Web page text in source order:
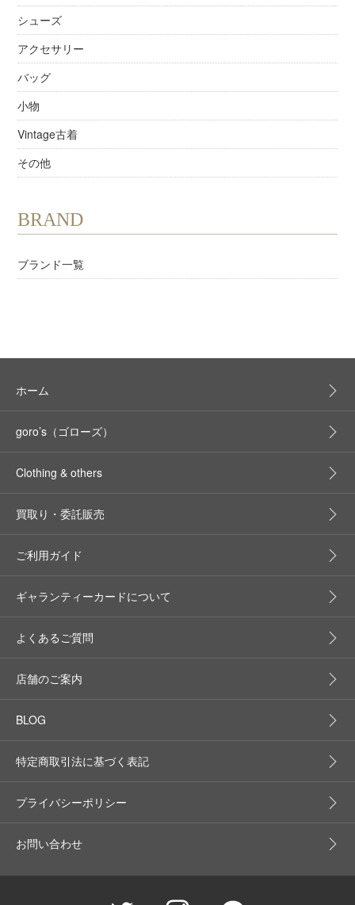
シューズ
アクセサリー
バッグ
小物
Vintage古着
その他
BRAND
ブランド一覧
ホーム
goro’s（ゴローズ）
Clothing & others
買取り・委託販売
ご利用ガイド
ギャランティーカードについて
よくあるご質問
店舗のご案内
BLOG
特定商取引法に基づく表記
プライバシーポリシー
お問い合わせ